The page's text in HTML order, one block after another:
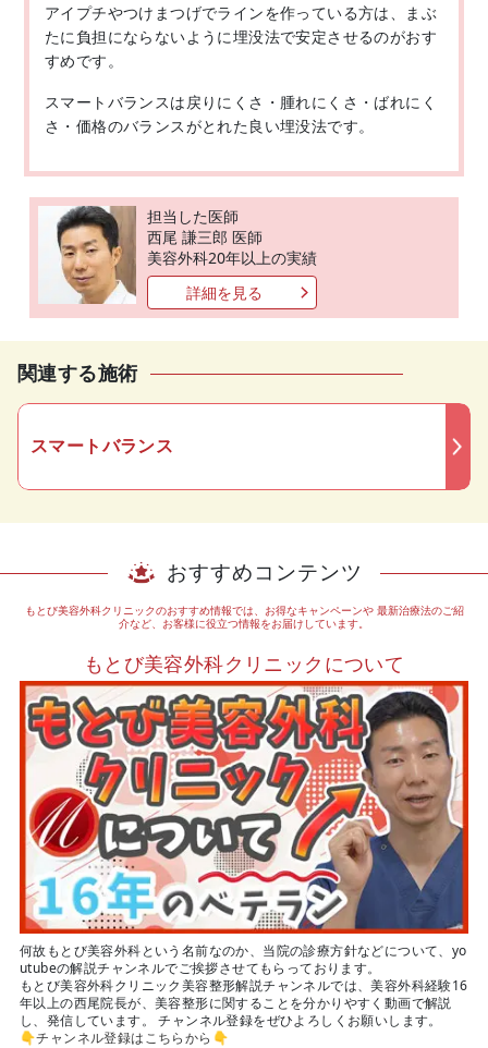
アイプチやつけまつげでラインを作っている方は、まぶ
たに負担にならないように埋没法で安定させるのがおす
すめです。
スマートバランスは戻りにくさ・腫れにくさ・ばれにく
さ・価格のバランスがとれた良い埋没法です。
担当した医師
西尾 謙三郎 医師
美容外科20年以上の実績
詳細を見る
関連する施術
スマートバランス
おすすめコンテンツ
もとび美容外科クリニックのおすすめ情報では、お得なキャンペーンや最新治療法のご紹
介など、お客様に役立つ情報をお届けしています。
もとび美容外科クリニックについて
何故もとび美容外科という名前なのか、当院の診療方針などについて、yo
utubeの解説チャンネルでご挨拶させてもらっております。
もとび美容外科クリニック美容整形解説チャンネルでは、美容外科経験16
年以上の西尾院長が、美容整形に関することを分かりやすく動画で解説
し、発信しています。 チャンネル登録をぜひよろしくお願いします。
👇チャンネル登録はこちらから 👇